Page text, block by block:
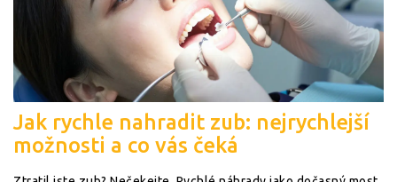
Jak rychle nahradit zub: nejrychlejší
možnosti a co vás čeká